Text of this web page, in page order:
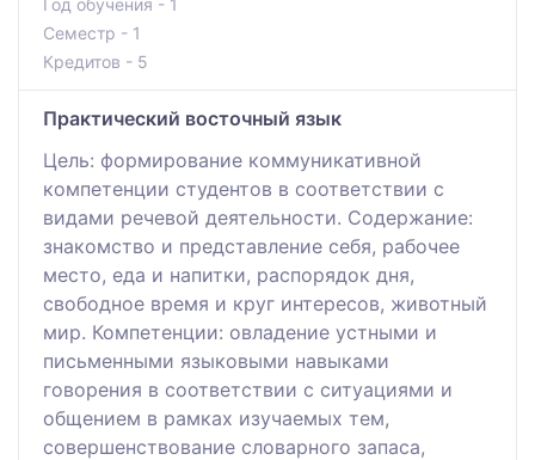
Семестр - 1
Кредитов - 5
Практический восточный язык
Цель: формирование коммуникативной
компетенции студентов в соответствии с
видами речевой деятельности. Содержание:
знакомство и представление себя, рабочее
место, еда и напитки, распорядок дня,
свободное время и круг интересов, животный
мир. Компетенции: овладение устными и
письменными языковыми навыками
говорения в соответствии с ситуациями и
общением в рамках изучаемых тем,
совершенствование словарного запаса,